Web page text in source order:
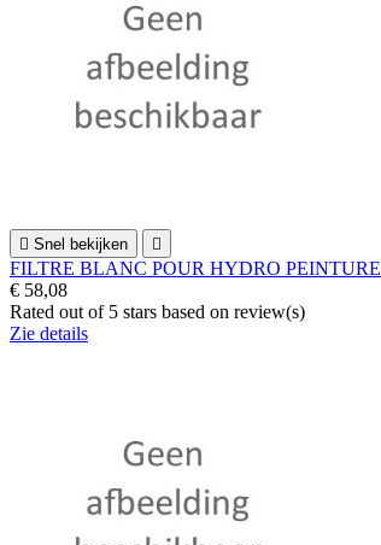
 Snel bekijken 
FILTRE BLANC POUR HYDRO PEINTURE
€ 58,08
Rated out of 5 stars based on review(s)
Zie details